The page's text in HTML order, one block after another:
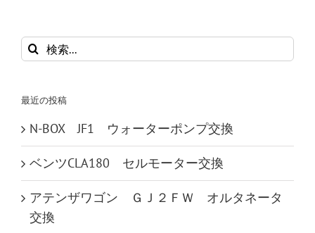
検
索
最近の投稿
N-BOX JF1 ウォーターポンプ交換
ベンツCLA180 セルモーター交換
アテンザワゴン ＧＪ２ＦＷ オルタネータ
交換